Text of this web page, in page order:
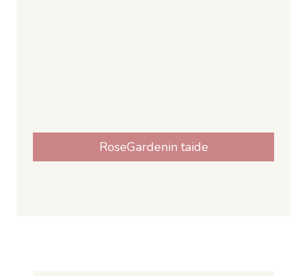
RoseGardenin taide